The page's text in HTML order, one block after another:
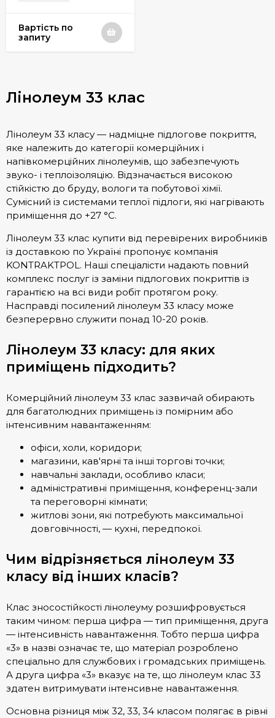
Вартість по
запиту
Лінолеум 33 клас
Лінолеум 33 класу — надміцне підлогове покриття,
яке належить до категорії комерційних і
напівкомерційних лінолеумів, що забезпечують
звуко- і теплоізоляцію. Відзначається високою
стійкістю до бруду, вологи та побутової хімії.
Сумісний із системами теплої підлоги, які нагрівають
приміщення до +27 °C.
Лінолеум 33 клас купити від перевірених виробників
із доставкою по Україні пропонує компанія
KONTRAKTPOL. Наші спеціалісти надають повний
комплекс послуг із заміни підлогових покриттів із
гарантією на всі види робіт протягом року.
Насправді посилений лінолеум 33 класу може
безперервно служити понад 10-20 років.
Лінолеум 33 класу: для яких
приміщень підходить?
Комерційний лінолеум 33 клас зазвичай обирають
для багатолюдних приміщень із помірним або
інтенсивним навантаженням:
офіси, холи, коридори;
магазини, кав'ярні та інші торгові точки;
навчальні заклади, особливо класи;
адміністративні приміщення, конференц-зали
та переговорні кімнати;
житлові зони, які потребують максимальної
довговічності, — кухні, передпокої.
Чим відрізняється лінолеум 33
класу від інших класів?
Клас зносостійкості лінолеуму розшифровується
таким чином: перша цифра — тип приміщення, друга
— інтенсивність навантаження. Тобто перша цифра
«3» в назві означає те, що матеріал розроблено
спеціально для службових і громадських приміщень.
А друга цифра «3» вказує на те, що лінолеум клас 33
здатен витримувати інтенсивне навантаження.
Основна різниця між 32, 33, 34 класом полягає в рівні